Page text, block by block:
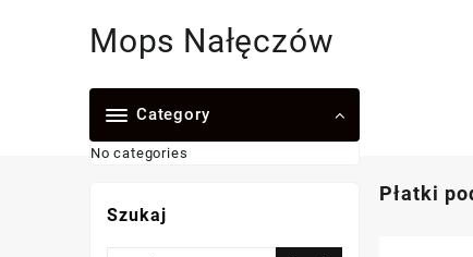
Mops Nałęczów
Category
No categories
Płatki
Szukaj